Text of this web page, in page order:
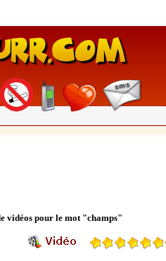
vidéos pour le mot "champs"